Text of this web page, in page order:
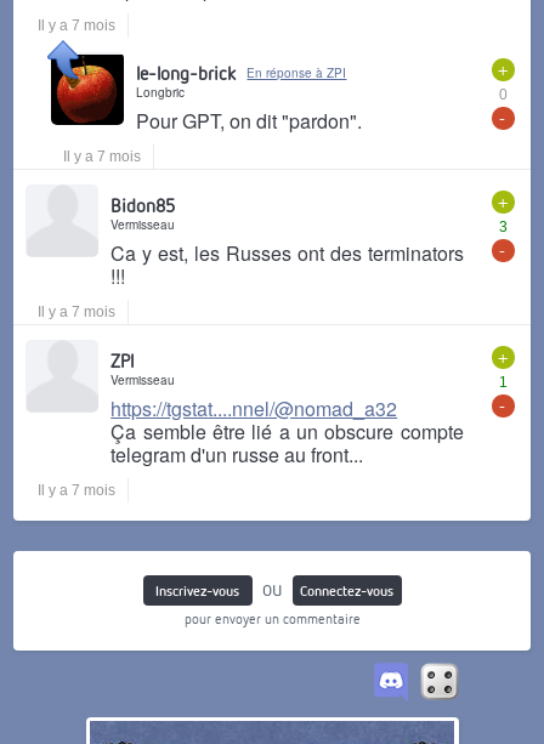
Il y a 7 mois
+
0
-
le-long-brick
En réponse à ZPI
Longbric
Pour GPT, on dit "pardon".
Il y a 7 mois
+
3
-
Bidon85
Vermisseau
Ca y est, les Russes ont des terminators
!!!
Il y a 7 mois
+
1
-
ZPI
Vermisseau
https://tgstat....nnel/@nomad_a32
Ça semble être lié a un obscure compte
telegram d'un russe au front...
Il y a 7 mois
Inscrivez-vous ou
Connectez-vous
pour envoyer un commentaire